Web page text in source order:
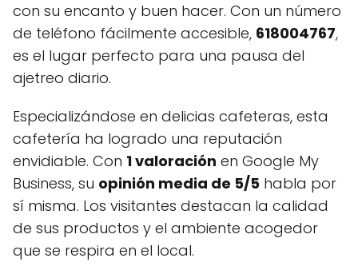
con su encanto y buen hacer. Con un número
de teléfono fácilmente accesible, 618004767,
es el lugar perfecto para una pausa del
ajetreo diario.
Especializándose en delicias cafeteras, esta
cafetería ha logrado una reputación
envidiable. Con 1 valoración en Google My
Business, su opinión media de 5/5 habla por
sí misma. Los visitantes destacan la calidad
de sus productos y el ambiente acogedor
que se respira en el local.